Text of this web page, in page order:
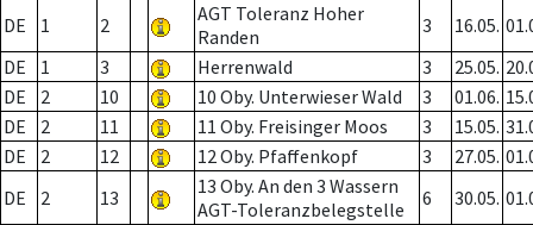
DE
1 2
AGT Toleranz Hoher
Randen
3 16.05.
DE
1 3 Herrenwald 3 25.05.
DE
2 10 10 Oby. Unterwieser Wald 3 01.06.
DE
2 11 11 Oby. Freisinger Moos 3 15.05.
DE
2 12 12 Oby. Pfaffenkopf 3 27.05.
DE
2 13
13 Oby. An den 3 Wassern
AGT-Toleranzbelegstelle
6 30.05.